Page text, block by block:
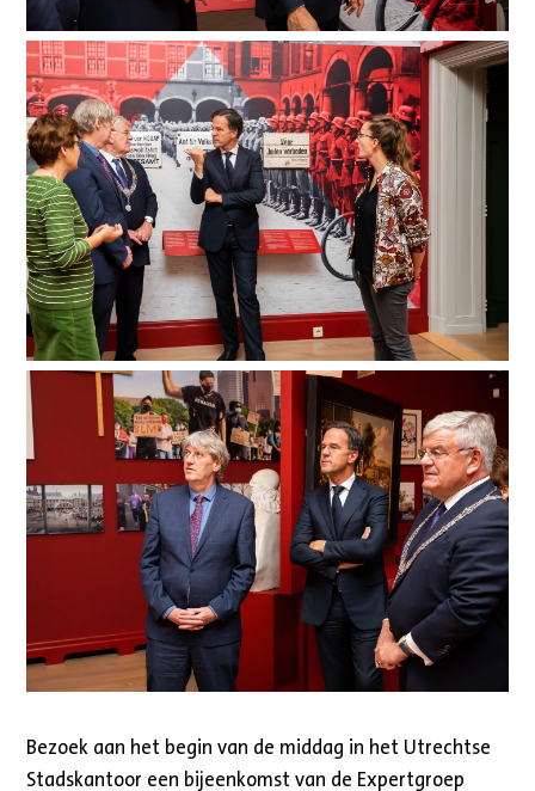
Bezoek aan het begin van de middag in het Utrechtse
Stadskantoor een bijeenkomst van de Expertgroep